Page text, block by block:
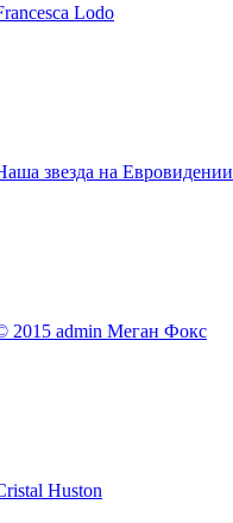
Lodo
звезда на Евровидении
2015 admin Меган Фокс
Huston